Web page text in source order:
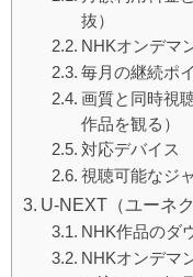
抜）
NHKオンデマ
毎月の継続ポ
画質と同時視
作品を観る）
対応デバイス
視聴可能なジ
U-NEXT（ユーネ
NHK作品のダ
NHKオンデマ